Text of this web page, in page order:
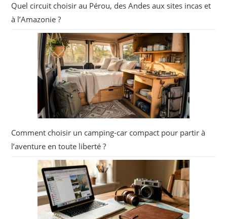
Quel circuit choisir au Pérou, des Andes aux sites incas et
à l’Amazonie ?
Comment choisir un camping-car compact pour partir à
l’aventure en toute liberté ?